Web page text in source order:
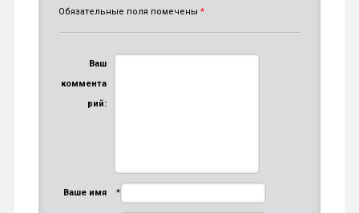
Обязательные поля помечены *
Ваш
коммента
рий:
Ваше имя *